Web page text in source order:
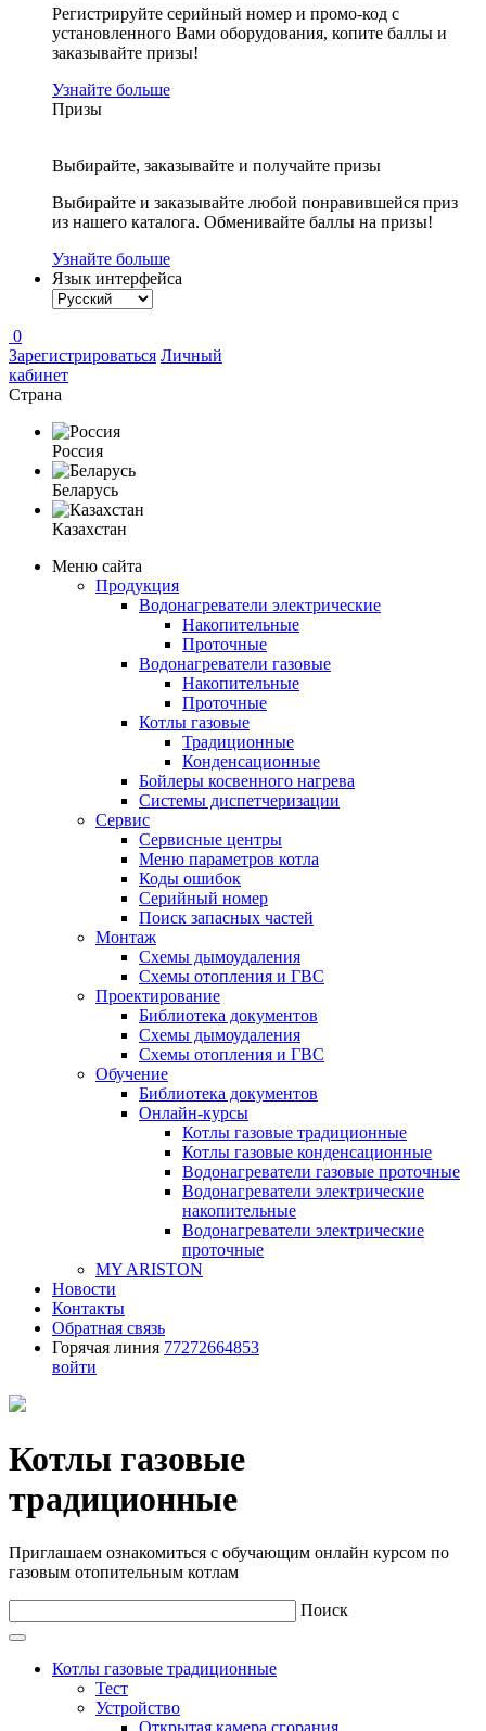
Регистрируйте серийный номер и промо-код с
установленного Вами оборудования, копите баллы и
заказывайте призы!
Узнайте больше
Призы
Выбирайте, заказывайте и получайте призы
Выбирайте и заказывайте любой понравившейся приз
из нашего каталога. Обменивайте баллы на призы!
Узнайте больше
Язык интерфейса
0
Зарегистрироваться Личный
кабинет
Страна
Россия
Беларусь
Казахстан
Меню сайта
Продукция
Водонагреватели электрические
Накопительные
Проточные
Водонагреватели газовые
Накопительные
Проточные
Котлы газовые
Традиционные
Конденсационные
Бойлеры косвенного нагрева
Системы диспетчеризации
Сервис
Сервисные центры
Меню параметров котла
Коды ошибок
Серийный номер
Поиск запасных частей
Монтаж
Схемы дымоудаления
Схемы отопления и ГВС
Проектирование
Библиотека документов
Схемы дымоудаления
Схемы отопления и ГВС
Обучение
Библиотека документов
Онлайн-курсы
Котлы газовые традиционные
Котлы газовые конденсационные
Водонагреватели газовые проточные
Водонагреватели электрические
накопительные
Водонагреватели электрические
проточные
MY ARISTON
Новости
Контакты
Обратная связь
Горячая линия 77272664853
войти
Котлы газовые
традиционные
Приглашаем ознакомиться с обучающим онлайн курсом по
газовым отопительным котлам
Поиск
Котлы газовые традиционные
Тест
Устройство
Открытая камера сгорания